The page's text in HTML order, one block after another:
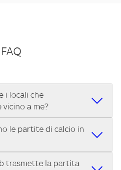
FAQ
i locali che
a me?
o locale vicino a te per
la Serie C Sky Wifi, la
UEFA Europa League, la UEFA
la Formula 1®, la MotoGP™ e
le partite di calcio in
ristoranti mostrano le partite
trasmette la partita